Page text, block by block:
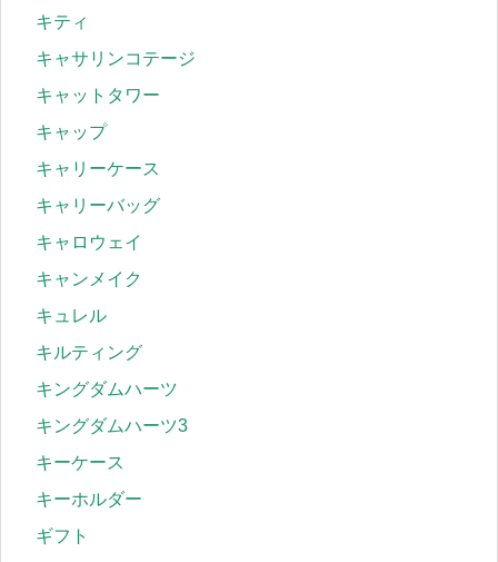
キティ
キャサリンコテージ
キャットタワー
キャップ
キャリーケース
キャリーバッグ
キャロウェイ
キャンメイク
キュレル
キルティング
キングダムハーツ
キングダムハーツ3
キーケース
キーホルダー
ギフト